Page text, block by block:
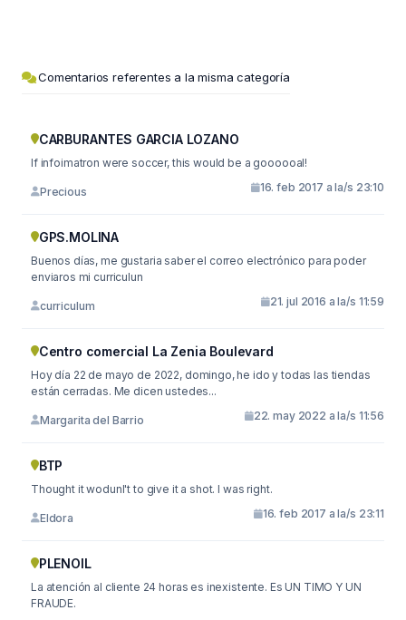
Comentarios referentes a la misma categoría
CARBURANTES GARCIA LOZANO
If infoimatron were soccer, this would be a goooooal!
Precious 16. feb 2017 a la/s 23:10
GPS.MOLINA
Buenos días, me gustaria saber el correo electrónico para poder
enviaros mi curriculun
curriculum 21. jul 2016 a la/s 11:59
Centro comercial La Zenia Boulevard
Hoy día 22 de mayo de 2022, domingo, he ido y todas las tiendas
están cerradas. Me dicen ustedes...
Margarita del Barrio 22. may 2022 a la/s 11:56
BTP
Thought it wodunl't to give it a shot. I was right.
Eldora 16. feb 2017 a la/s 23:11
PLENOIL
La atención al cliente 24 horas es inexistente. Es UN TIMO Y UN
FRAUDE.